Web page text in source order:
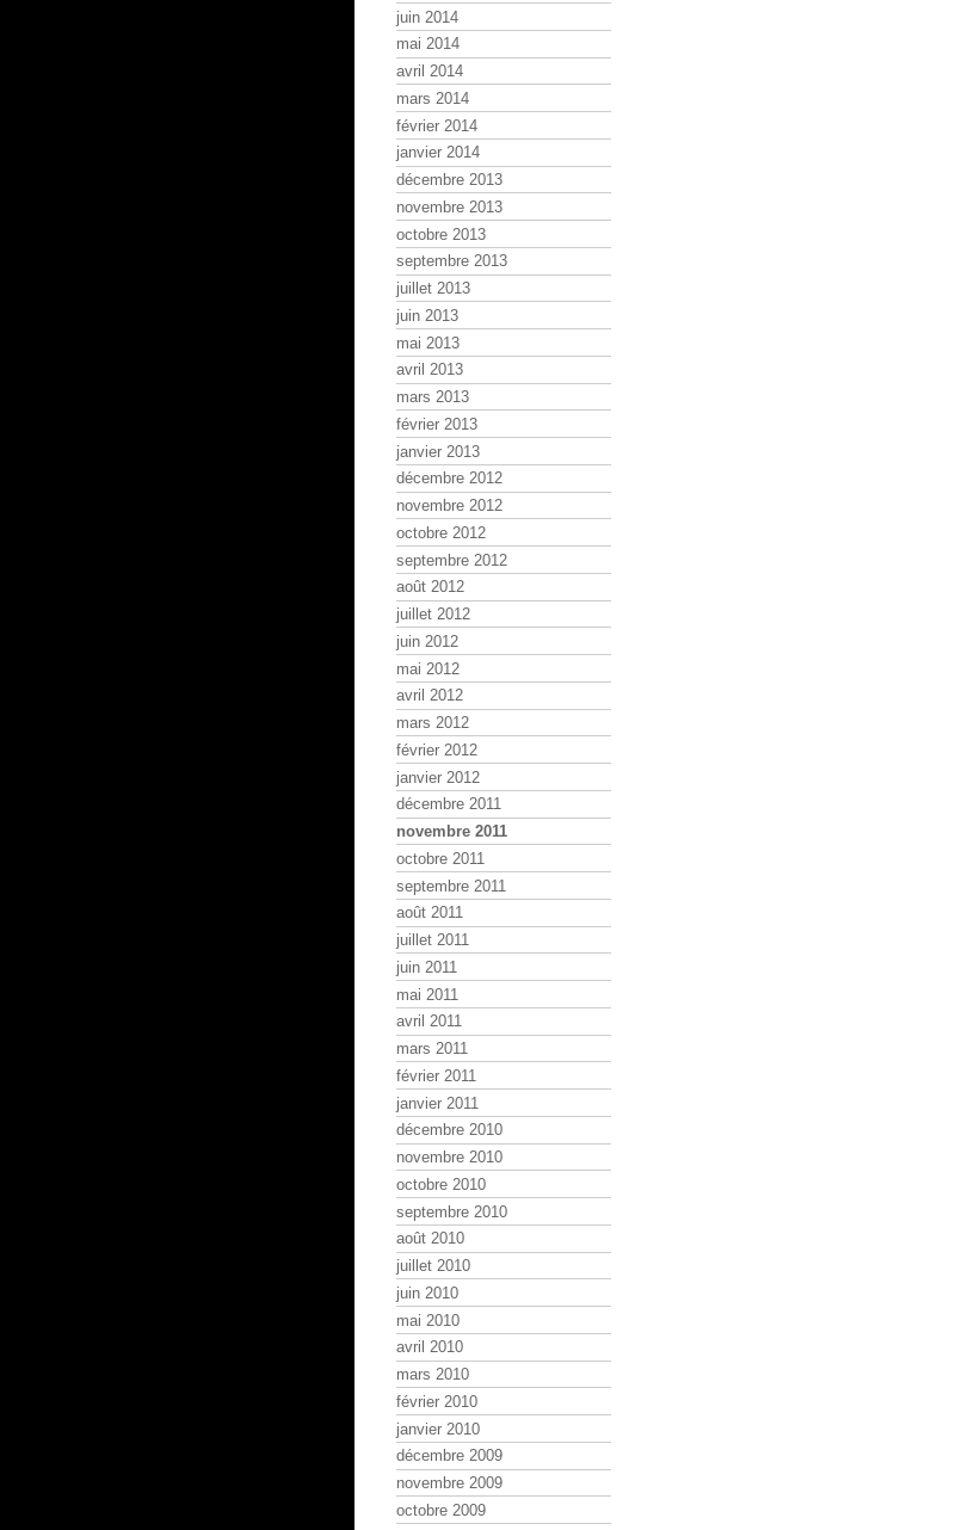
juin 2014
mai 2014
avril 2014
mars 2014
février 2014
janvier 2014
décembre 2013
novembre 2013
octobre 2013
septembre 2013
juillet 2013
juin 2013
mai 2013
avril 2013
mars 2013
février 2013
janvier 2013
décembre 2012
novembre 2012
octobre 2012
septembre 2012
août 2012
juillet 2012
juin 2012
mai 2012
avril 2012
mars 2012
février 2012
janvier 2012
décembre 2011
novembre 2011
octobre 2011
septembre 2011
août 2011
juillet 2011
juin 2011
mai 2011
avril 2011
mars 2011
février 2011
janvier 2011
décembre 2010
novembre 2010
octobre 2010
septembre 2010
août 2010
juillet 2010
juin 2010
mai 2010
avril 2010
mars 2010
février 2010
janvier 2010
décembre 2009
novembre 2009
octobre 2009